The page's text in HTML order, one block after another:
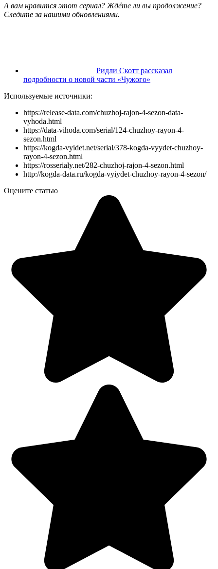
А вам нравится этот сериал? Ждёте ли вы продолжение?
Следите за нашими обновлениями.
Ридли Скотт рассказал
подробности о новой части «Чужого»
Используемые источники:
https://release-data.com/chuzhoj-rajon-4-sezon-data-
vyhoda.html
https://data-vihoda.com/serial/124-chuzhoy-rayon-4-
sezon.html
https://kogda-vyidet.net/serial/378-kogda-vyydet-chuzhoy-
rayon-4-sezon.html
https://rosserialy.net/282-chuzhoj-rajon-4-sezon.html
http://kogda-data.ru/kogda-vyiydet-chuzhoy-rayon-4-sezon/
Оцените статью